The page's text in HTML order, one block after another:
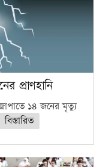
প্রাণহানি
১৪ জনের মৃত্যু
বিস্তারিত